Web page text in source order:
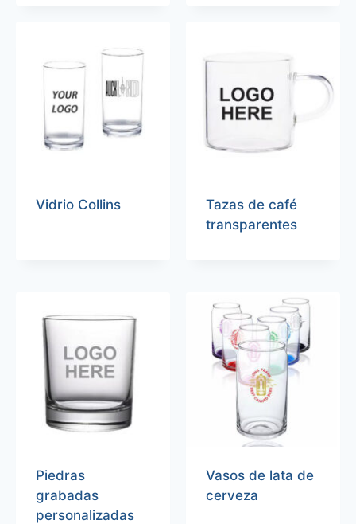
Vidrio Collins
Tazas de café
transparentes
Piedras
grabadas
personalizadas
Vasos de lata de
cerveza